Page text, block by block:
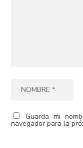
Guarda mi
navegador para la